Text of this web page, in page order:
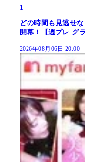
1
どの時間も見逃せ
開幕！【週プレ グ
2026年08月06日 20:00